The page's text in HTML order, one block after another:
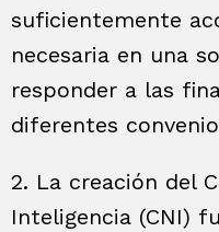
suficientemente
necesaria en una
responder a las
diferentes
2. La creación del
Inteligencia (CNI)